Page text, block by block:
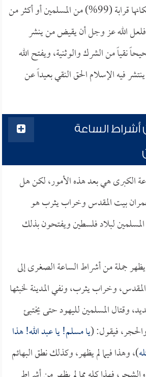
كلهم من المسلمين، وسكانها قرابة (99%) من المسلمين أو أكثر من
الله عز وجل أن يقيض من ينشر
نقياً من الشرك والوثنية، ويفتح الله
فيه الإسلام الحق النقي بعيداً عن
الساعة
الكبرى هي بعد هذه الأمور، لكن هل
بيت المقدس وخراب يثرب هو
لبلاد فلسطين ويفتحون بذلك
يظهر جملة من أشراط الساعة الصغرى إلى
وخراب يثرب، ونفي المدينة لخبثها
وقتال المسلمين لليهود حتى يختبئ
فيقول: (يا مسلم! يا عبد الله! هذا
)، وهذا فيما لم يظهر، وكذلك نطق البهائم